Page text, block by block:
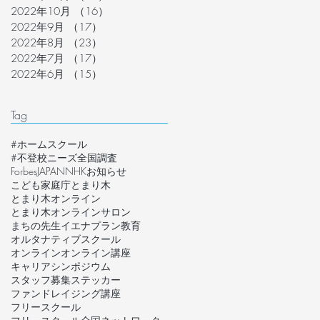
2022年10月
（16）
2022年9月
（17）
2022年8月
（23）
2022年7月
（17）
2022年6月
（15）
Tag
#ホームスクール
#不登校ニーズ全国調査
ForbesJAPANNHKお知らせ
こども家庭庁とまり木
とまり木オンライン
とまり木オンラインサロン
まちの先生イエナプラン教育
オルタナティブスクール
オンラインオンライン講座
キャリアシンポジウム
スタッフ募集ステッカー
ファンドレイジング講座
フリースクール